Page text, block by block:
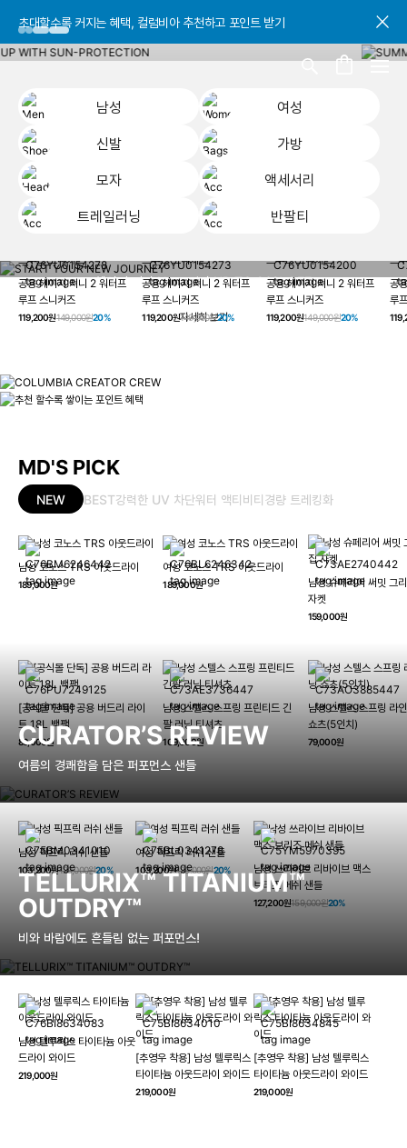
초대할수록 커지는 혜택, 컬럼비아 추천하고 포인트 받기
초대할수록 커지는 혜택, 컬럼비아 추천하고 포인트 받기
초대할수록 커지는 혜택, 컬럼비아 추천하고 포인트 받기
남성
여성
신발
가방
모자
액세서리
트레일러닝
반팔티
START YOUR
헤이지 져니 New 컬러 UP TO 20% OFF
자세히 보기
공용 헤이지 져니 2 워터프
루프 스니커즈
119,200원149,000원20%
공용 헤이지 져니 2 워터프
루프 스니커즈
119,200원149,000원20%
공용 헤이지 져니 2 워터프
루프 스니커즈
119,200원149,000원20%
공
루
MD'S PICK
NEW BEST강력한 UV 차단워터 액티비티경량 트레킹화
남성 코노스 TRS 아웃드라이
189,000원
여성 코노스 TRS 아웃드라이
189,000원
남성 슈페리어 써밋 그
자켓
159,000원
[공식몰 단독] 공용 버드리 라이
트 18L 백팩
89,000원
남성 스텔스 스프링 프린티드 긴
팔 러닝 티셔츠
109,000원
남성 스텔스 스프링 라
쇼츠(5인치)
79,000원
CURATOR’S REVIEW
여름의 경쾌함을 담은 퍼포먼스 샌들
남성 픽프릭 러쉬 샌들
103,200원129,000원20%
여성 픽프릭 러쉬 샌들
103,200원129,000원20%
남성 쓰라이브 리바이브 맥스
브리즈 메쉬 샌들
127,200원159,000원20%
TELLURIX™ TITANIUM™
OUTDRY™
비와 바람에도 흔들림 없는 퍼포먼스!
남성 텔루릭스 타이타늄 아웃
드라이 와이드
219,000원
[추영우 착용] 남성 텔루릭스
타이타늄 아웃드라이 와이드
219,000원
[추영우 착용] 남성 텔루릭스
타이타늄 아웃드라이 와이드
219,000원
HIKING
컬럼비아와 함께 일상을 벗어나
하이킹, 트레킹 등 아웃도어 활동을 즐겨보세요.